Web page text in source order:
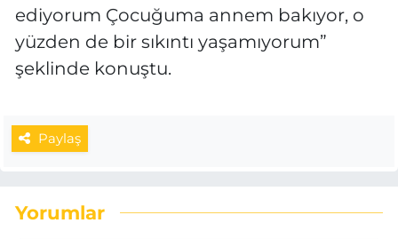
ediyorum Çocuğuma annem bakıyor, o
yüzden de bir sıkıntı yaşamıyorum”
şeklinde konuştu.
Paylaş
Yorumlar